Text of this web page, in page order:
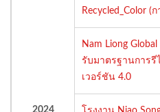
2024
Recycled_Color (
Nam Liong
รับมาตรฐานการรี
เวอร์ชัน 4.0